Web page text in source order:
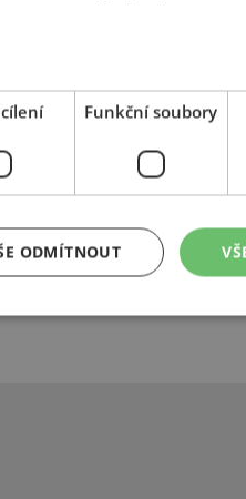
cíle, mějte vždy po ruce
Funkční soubory
ODMÍTNOUT